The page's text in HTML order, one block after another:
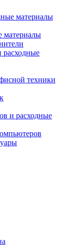
материалы
материалы
расходные
техники
и расходные